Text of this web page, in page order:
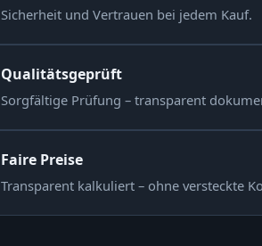
Sicherheit und Vertrauen bei jedem Kauf.
Qualitätsgeprüft
Sorgfältige Prüfung – transparent
Faire Preise
Transparent kalkuliert – ohne versteckte